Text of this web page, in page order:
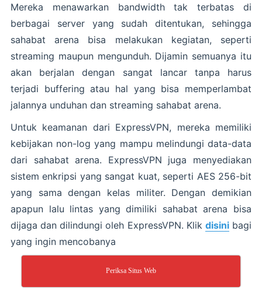
Mereka menawarkan bandwidth tak terbatas di
berbagai server yang sudah ditentukan, sehingga
sahabat arena bisa melakukan kegiatan, seperti
streaming maupun mengunduh. Dijamin semuanya itu
akan berjalan dengan sangat lancar tanpa harus
terjadi buffering atau hal yang bisa memperlambat
jalannya unduhan dan streaming sahabat arena.
Untuk keamanan dari ExpressVPN, mereka memiliki
kebijakan non-log yang mampu melindungi data-data
dari sahabat arena. ExpressVPN juga menyediakan
sistem enkripsi yang sangat kuat, seperti AES 256-bit
yang sama dengan kelas militer. Dengan demikian
apapun lalu lintas yang dimiliki sahabat arena bisa
dijaga dan dilindungi oleh ExpressVPN. Klik disinibagi
yang ingin mencobanya
Periksa Situs Web